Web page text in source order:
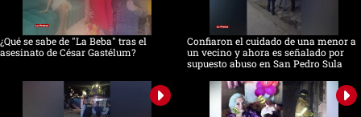
¿Qué se sabe de "La Beba" tras el
asesinato de César Gastélum?
Confiaron el cuidado de una menor a
un vecino y ahora es señalado por
supuesto abuso en San Pedro Sula